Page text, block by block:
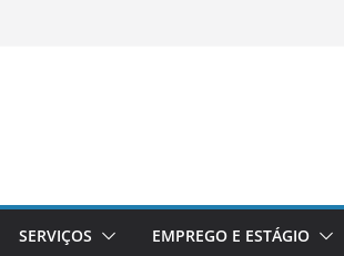
SERVIÇOS EMPREGO E ESTÁGIO